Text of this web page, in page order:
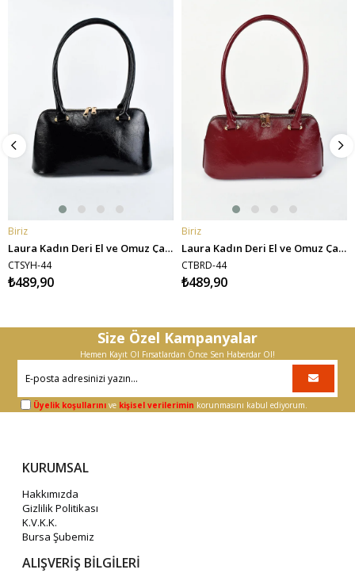
SEPETE EKLE
Biriz
Laura Kadın Deri El ve Omuz Çantası - Siyah
CTSYH-44
₺489,90
SEPETE EKLE
Biriz
Laura Kadın Deri El ve Omuz Çantası - Bordo
CTBRD-44
₺489,90
Size Özel Kampanyalar
Hemen Kayıt Ol Fırsatlardan Önce Sen Haberdar Ol!
Üyelik koşullarını ve kişisel verilerimin korunmasını kabul ediyorum.
KURUMSAL
Hakkımızda
Gizlilik Politikası
K.V.K.K.
Bursa Şubemiz
ALIŞVERİŞ BİLGİLERİ